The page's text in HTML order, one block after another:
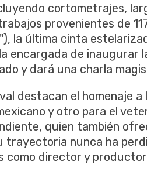
cortometrajes,
provenientes de
la última cinta
encargada de inaugurar
y dará una charla
destacan el homenaje a
y otro para el
quien también
trayectoria nunca ha
como director y